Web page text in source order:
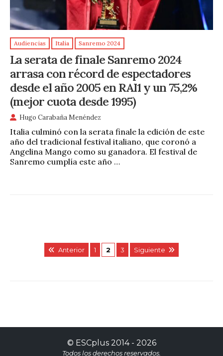
Audiencias Italia Sanremo 2024
La serata de finale Sanremo 2024
arrasa con récord de espectadores
desde el año 2005 en RAI1 y un 75,2%
(mejor cuota desde 1995)
Hugo Carabaña Menéndez
Italia culminó con la serata finale la edición de este
año del tradicional festival italiano, que coronó a
Angelina Mango como su ganadora. El festival de
Sanremo cumplía este año …
Anterior 1 2 3 Siguiente
© ESCplus2014 - 2026
Todos los derechos reservados.